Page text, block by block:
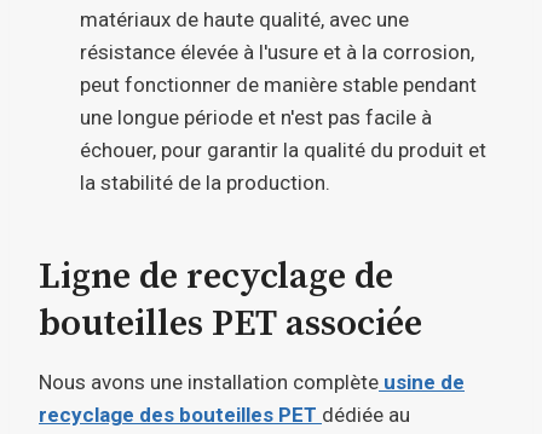
matériaux de haute qualité, avec une
résistance élevée à l'usure et à la corrosion,
peut fonctionner de manière stable pendant
une longue période et n'est pas facile à
échouer, pour garantir la qualité du produit et
la stabilité de la production.
Ligne de recyclage de
bouteilles PET associée
Nous avons une installation complète usine de
recyclage des bouteilles PET dédiée au